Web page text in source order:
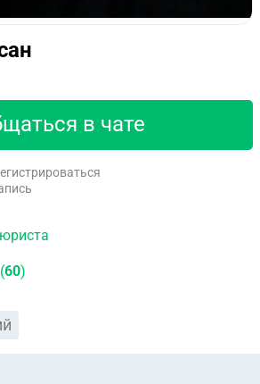
в чате
60)